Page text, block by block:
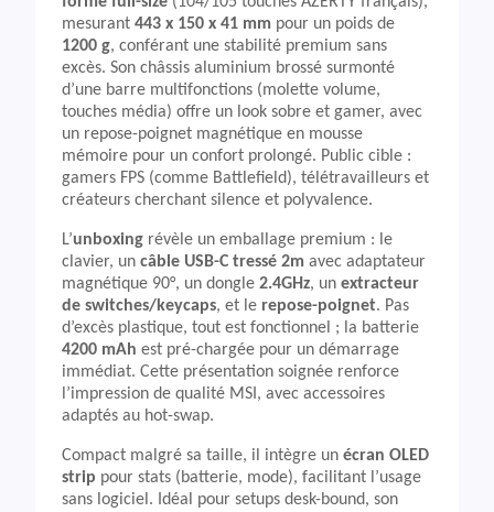
mesurant 443 x 150 x 41 mm pour un poids de
1200 g, conférant une stabilité premium sans
excès. Son châssis aluminium brossé surmonté
d’une barre multifonctions (molette volume,
touches média) offre un look sobre et gamer, avec
un repose-poignet magnétique en mousse
mémoire pour un confort prolongé. Public cible :
gamers FPS (comme Battlefield), télétravailleurs et
créateurs cherchant silence et polyvalence.
L’unboxing révèle un emballage premium : le
clavier, un câble USB-C tressé 2m avec adaptateur
magnétique 90°, un dongle 2.4GHz, un extracteur
de switches/keycaps, et le repose-poignet. Pas
d’excès plastique, tout est fonctionnel ; la batterie
4200 mAh est pré-chargée pour un démarrage
immédiat. Cette présentation soignée renforce
l’impression de qualité MSI, avec accessoires
adaptés au hot-swap.
Compact malgré sa taille, il intègre un écran OLED
strip pour stats (batterie, mode), facilitant l’usage
sans logiciel. Idéal pour setups desk-bound, son